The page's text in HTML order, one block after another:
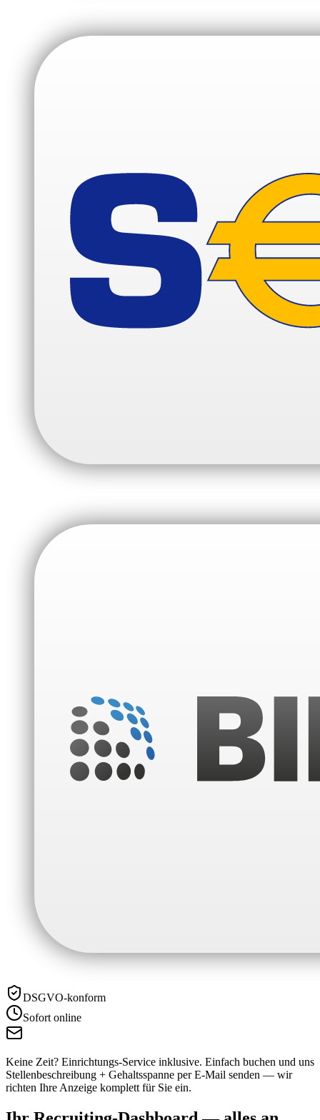
DSGVO-konform
Sofort online
Keine Zeit? Einrichtungs-Service inklusive. Einfach buchen und uns
Stellenbeschreibung + Gehaltsspanne per E-Mail senden — wir
richten Ihre Anzeige komplett für Sie ein.